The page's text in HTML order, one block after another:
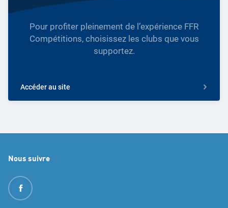
Pour profiter pleinement de l’expérience FFR
Compétitions, choisissez les clubs que vous
supportez.
Accéder au site
Nous suivre